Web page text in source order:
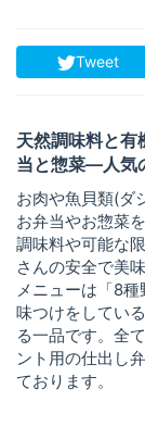
Tweet
天然調味料と有
当と惣菜—人気
お肉や魚貝類(ダ
お弁当やお惣菜
調味料や可能な
さんの安全で美
メニューは「8
味つけをしてい
る一品です。全
ント用の仕出し
ております。